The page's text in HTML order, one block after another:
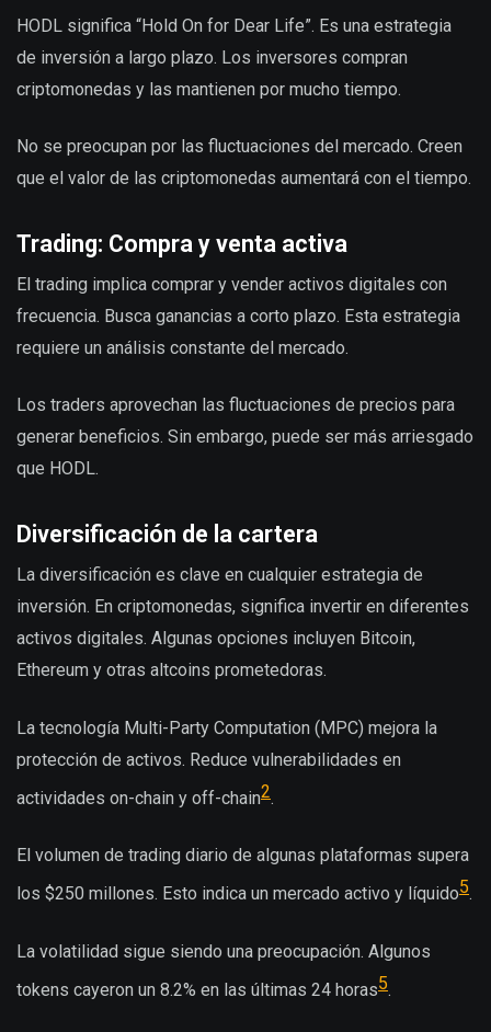
HODL significa “Hold On for Dear Life”. Es una estrategia
de inversión a largo plazo. Los inversores compran
criptomonedas y las mantienen por mucho tiempo.
No se preocupan por las fluctuaciones del mercado. Creen
que el valor de las criptomonedas aumentará con el tiempo.
Trading: Compra y venta activa
El trading implica comprar y vender activos digitales con
frecuencia. Busca ganancias a corto plazo. Esta estrategia
requiere un análisis constante del mercado.
Los traders aprovechan las fluctuaciones de precios para
generar beneficios. Sin embargo, puede ser más arriesgado
que HODL.
Diversificación de la cartera
La diversificación es clave en cualquier estrategia de
inversión. En criptomonedas, significa invertir en diferentes
activos digitales. Algunas opciones incluyen Bitcoin,
Ethereum y otras altcoins prometedoras.
La tecnología Multi-Party Computation (MPC) mejora la
protección de activos. Reduce vulnerabilidades en
actividades on-chain y off-chain2.
El volumen de trading diario de algunas plataformas supera
los $250 millones. Esto indica un mercado activo y líquido5.
La volatilidad sigue siendo una preocupación. Algunos
tokens cayeron un 8.2% en las últimas 24 horas5.